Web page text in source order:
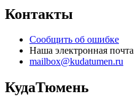
Контакты
Сообщить об ошибке
Наша электронная почта
mailbox@kudatumen.ru
КудаТюмень